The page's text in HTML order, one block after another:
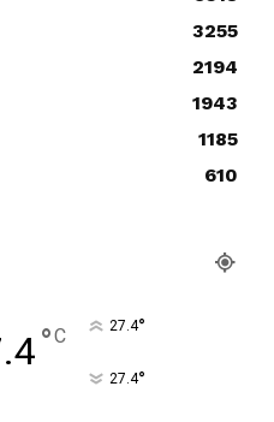
3255
2194
1943
1185
610
°C 27.4°
27.4°